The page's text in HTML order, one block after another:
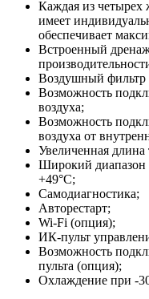
Каждая из четырех
имеет
обеспечивает
Встроенный
Воздушный фильтр
Возможность
воздуха;
Bозможность
воздуха от
Увеличенная длина
Широкий диапазон
+49°С;
Самодиагностика;
Авторестарт;
Wi-Fi (опция);
ИК-пульт
Возможность
пульта (опция);
Охлаждение при -